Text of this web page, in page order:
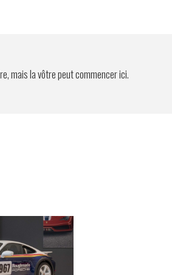
mais la vôtre peut commencer ici.